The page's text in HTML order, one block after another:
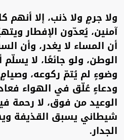
ولا جرمٍ ولا ذنب، إلا أنهم
آمنين، يُعدّون الإفطار
أن المساء لا يغدر، وأن
الوطن، ولو جائعًا، لا يسلّم
وضوءٍ لم يُتمّ ركوعه،
ودعاءٍ عُلّق في الهواء
الوعيد من فوق، لا رحمة
شيطاني يسبق القذيفة
الجدار.